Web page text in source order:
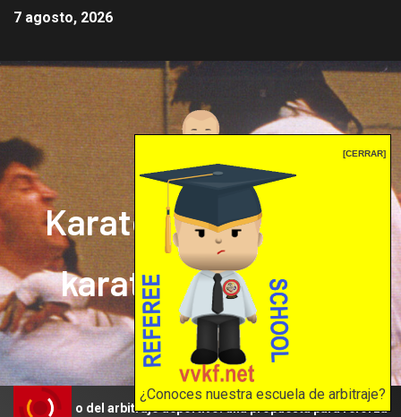
[CERRAR]
¿Conoces nuestra escuela de arbitraje?
7 agosto, 2026
Karate mrprepor: el
karate en internet
El karate en internet
del arbitraje deportivo: una propuesta para reforzar la